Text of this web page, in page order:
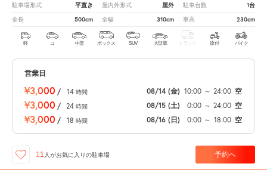
駐車場形式 平置き 屋内外形式 屋外 駐車台数 1台
全長 500cm 全幅 310cm 車高 230cm
軽 コ 中型 ボックス SUV 大型車 トラック 原付 バイク
営業日
¥3,000 / 14 時間 08/14 (金) 10:00 ～ 24:00 空
¥3,000 / 24 時間 08/15 (土) 0:00 ～ 24:00 空
¥3,000 / 18 時間 08/16 (日) 0:00 ～ 18:00 空
11 人がお気に入りの駐車場 予約へ